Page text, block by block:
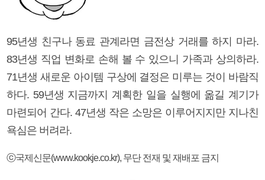
95년생 친구나 동료 관계라면 금전상 거래를 하지 마라.
83년생 직업 변화로 손해 볼 수 있으니 가족과 상의하라.
71년생 새로운 아이템 구상에 결정은 미루는 것이 바람직
하다. 59년생 지금까지 계획한 일을 실행에 옮길 계기가
마련되어 간다. 47년생 작은 소망은 이루어지지만 지나친
욕심은 버려라.
ⓒ국제신문(www.kookje.co.kr), 무단 전재 및 재배포 금지